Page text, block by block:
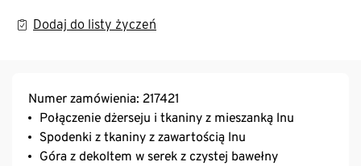
Dodaj do listy życzeń
Numer zamówienia: 217421
Połączenie dżerseju i tkaniny z mieszanką lnu
Spodenki z tkaniny z zawartością lnu
Góra z dekoltem w serek z czystej bawełny